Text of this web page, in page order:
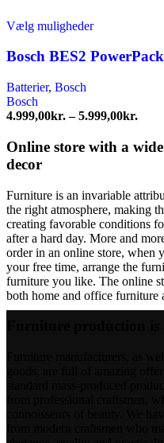
Vælg mulighederDette
har
kan
vælges
på
varesiden
Bosch BES2
Batterier, Bosch
Bosch
4.999,00kr. – 5.999,00kr.
til
Online store with a
decor
Furniture is an invariable
the right atmosphere, making
creating favorable conditions
after a hard day. More and
order in an online store, when
your free time, arrange the
furniture you like. The online
both home and office furniture